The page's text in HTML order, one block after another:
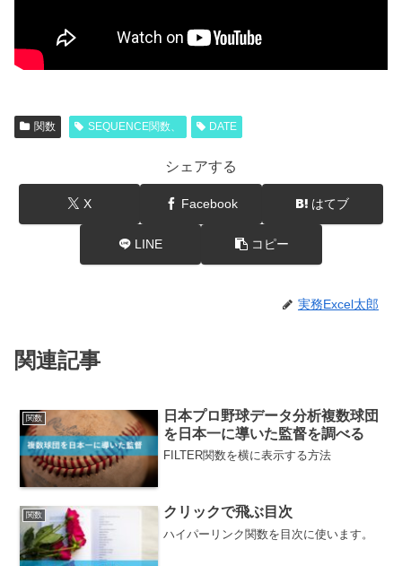
関数 SEQUENCE関数、 DATE
シェアする
X Facebook はてブ
LINE コピー
実務Excel太郎
関連記事
関数
日本プロ野球データ分析複数球団
を日本一に導いた監督を調べる
FILTER関数を横に表示する方法
関数 クリックで飛ぶ目次
ハイパーリンク関数を目次に使います。